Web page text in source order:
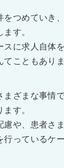
つめていき
す。
に求人自体
こともありま
まざまな事情
す。
や、患者さ
っているケー